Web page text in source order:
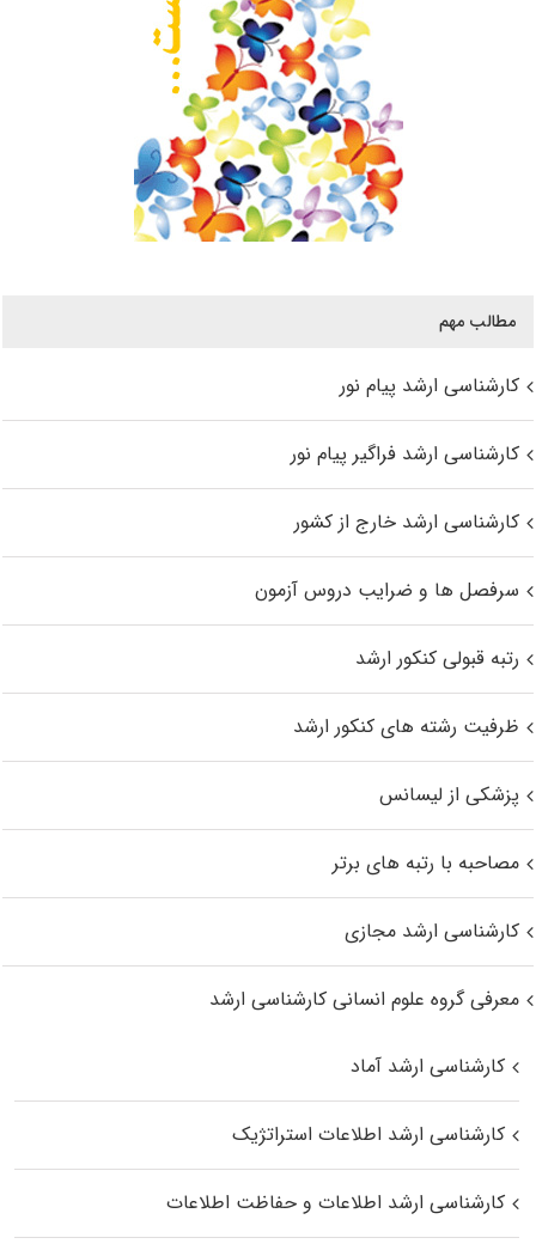
مطالب مهم
کارشناسی ارشد پیام نور
کارشناسی ارشد فراگیر پیام نور
کارشناسی ارشد خارج از کشور
سرفصل ها و ضرایب دروس آزمون
رتبه قبولی کنکور ارشد
ظرفیت رشته های کنکور ارشد
پزشکی از لیسانس
مصاحبه با رتبه های برتر
کارشناسی ارشد مجازی
معرفی گروه علوم انسانی کارشناسی ارشد
کارشناسی ارشد آماد
کارشناسی ارشد اطلاعات استراتژیک
کارشناسی ارشد اطلاعات و حفاظت اطلاعات